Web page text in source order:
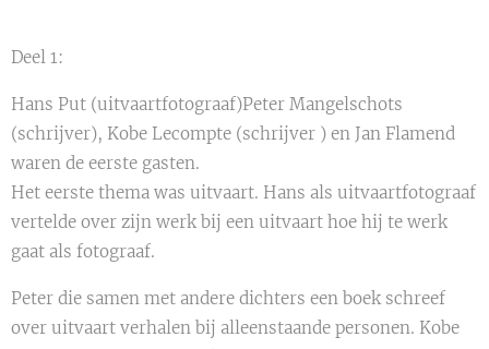
Deel 1:
Hans Put (uitvaartfotograaf)Peter Mangelschots
(schrijver), Kobe Lecompte (schrijver ) en Jan Flamend
waren de eerste gasten.
Het eerste thema was uitvaart. Hans als uitvaartfotograaf
vertelde over zijn werk bij een uitvaart hoe hij te werk
gaat als fotograaf.
Peter die samen met andere dichters een boek schreef
over uitvaart verhalen bij alleenstaande personen. Kobe